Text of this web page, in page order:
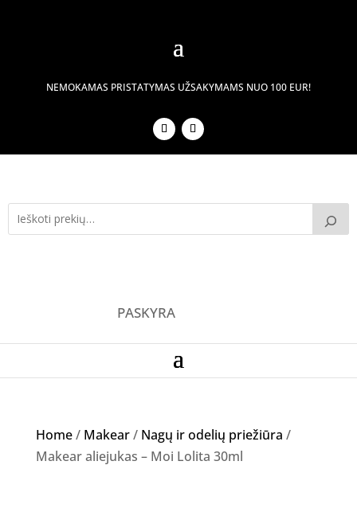
NEMOKAMAS PRISTATYMAS UŽSAKYMAMS NUO 100 EUR!
PASKYRA
Home/ Makear/ Nagų ir odelių priežiūra /
Makear aliejukas – Moi Lolita 30ml